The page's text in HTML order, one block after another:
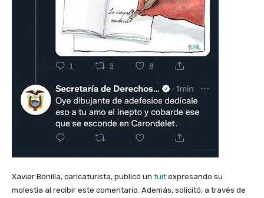
Xavier Bonilla, caricaturista, publicó un tuit expresando su
molestia al recibir este comentario. Además, solicitó, a través de